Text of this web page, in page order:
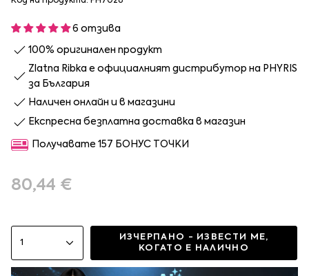
6 отзива
100% оригинален продукт
Zlatna Ribka е официалният дистрибутор на PHYRIS
за България
Наличен онлайн и в магазини
Експресна безплатна доставка в магазин
Получавате 157 БОНУС ТОЧКИ
80,44 €
1
ИЗЧЕРПАНО - ИЗВЕСТИ МЕ,
КОГАТО Е НАЛИЧНО